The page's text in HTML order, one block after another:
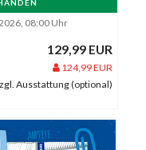
08:00 Uhr
129,99 EUR
124,99 EUR
Ausstattung (optional)